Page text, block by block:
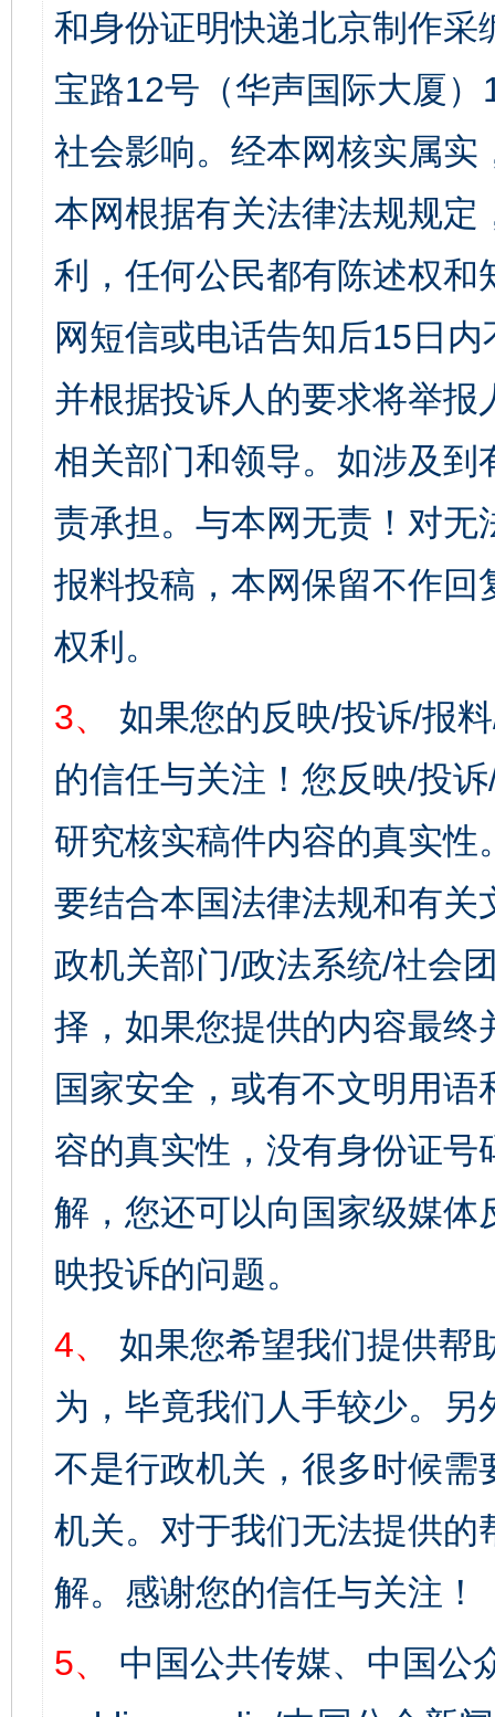
和身份证明快递北京制作
宝路12号（华声国际大厦
社会影响。经本网核实属
本网根据有关法律法规规
利，任何公民都有陈述权
网短信或电话告知后15日
并根据投诉人的要求将举
相关部门和领导。如涉及
责承担。与本网无责！对
报料投稿，本网保留不作
权利。
3、
如果您的反映/投诉/报
的信任与关注！您反映/投
研究核实稿件内容的真实
要结合本国法律法规和有关
政机关部门/政法系统/社会
择，如果您提供的内容最
国家安全，或有不文明用
容的真实性，没有身份证
解，您还可以向国家级媒
映投诉的问题。
4、
如果您希望我们提供帮
为，毕竟我们人手较少。
不是行政机关，很多时候
机关。对于我们无法提供
解。感谢您的信任与关注！
5、
中国公共传媒、中国公